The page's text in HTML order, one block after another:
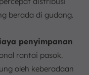
berada di gudang.
penyimpanan
rantai pasok.
oleh keberadaan